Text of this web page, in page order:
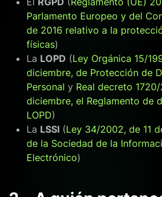
Parlamento Europeo y del
de 2016 relativo a la
físicas)
La LOPD (Ley Orgánica 15/
diciembre, de Protección de
Personal y Real decreto
diciembre, el Reglamento de
LOPD)
La LSSI (Ley 34/2002, de 11
de la Sociedad de la
Electrónico)